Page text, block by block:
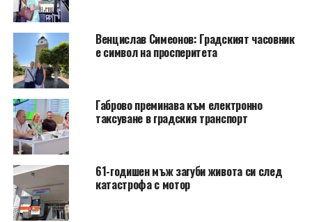
Венцислав Симеонов: Градският часовник
е символ на просперитета
Габрово преминава към електронно
таксуване в градския транспорт
61-годишен мъж загуби живота си след
катастрофа с мотор